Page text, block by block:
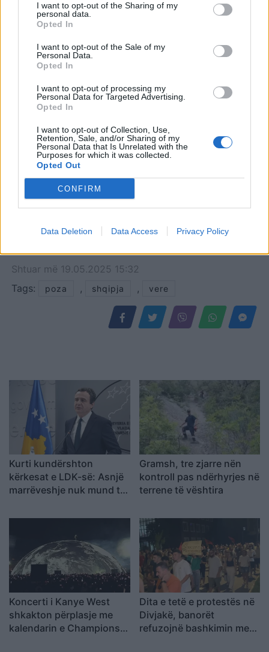
I want to opt-out of the Sharing of my
personal data.
Opted In
I want to opt-out of the Sale of my
Personal Data.
Opted In
I want to opt-out of processing my
Personal Data for Targeted Advertising.
Opted In
I want to opt-out of Collection, Use,
Retention, Sale, and/or Sharing of my
Personal Data that Is Unrelated with the
Purposes for which it was collected.
Opted Out
CONFIRM
Data Deletion Data Access Privacy Policy
I publikuan fotot nga
Dubai, Shqipja zbulon
cilin po kalon pushimet
(FOTO LAJM)
Shtuar më 19.05.2025 15:32
Tags:
poza , shqipja , vere
Kurti kundërshton
kërkesat e LDK-së: Asnjë
marrëveshje nuk mund të
Gramsh, tre zjarre nën
kontroll pas ndërhyrjes në
terrene të vështira
Koncerti i Kanye West
shkakton përplasje me
kalendarin e Champions
Dita e tetë e protestës në
Divjakë, banorët
refuzojnë bashkimin me